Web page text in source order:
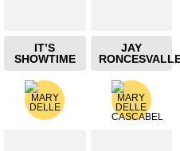
IT’S
SHOWTIME
JAY